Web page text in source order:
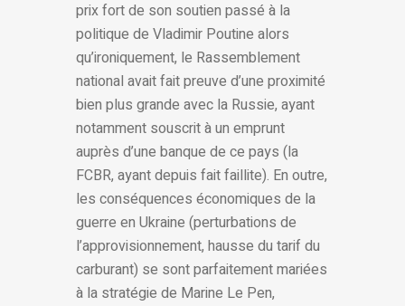
prix fort de son soutien passé à la
politique de Vladimir Poutine alors
qu’ironiquement, le Rassemblement
national avait fait preuve d’une proximité
bien plus grande avec la Russie, ayant
notamment souscrit à un emprunt
auprès d’une banque de ce pays (la
FCBR, ayant depuis fait faillite). En outre,
les conséquences économiques de la
guerre en Ukraine (perturbations de
l’approvisionnement, hausse du tarif du
carburant) se sont parfaitement mariées
à la stratégie de Marine Le Pen,